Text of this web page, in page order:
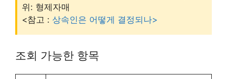
위: 형제자매
<참고 : 상속인은 어떻게 결정되나>
조회 가능한 항목